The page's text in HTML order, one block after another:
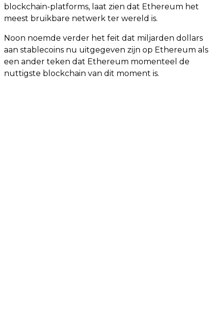
blockchain-platforms, laat zien dat Ethereum het
meest bruikbare netwerk ter wereld is.
Noon noemde verder het feit dat miljarden dollars
aan stablecoins nu uitgegeven zijn op Ethereum als
een ander teken dat Ethereum momenteel de
nuttigste blockchain van dit moment is.